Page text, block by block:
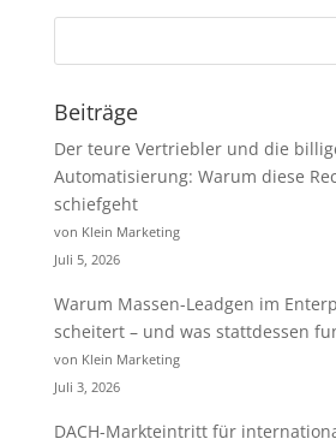
Beiträge
Der teure Vertriebler und die
Automatisierung: Warum diese
schiefgeht
von Klein Marketing
Juli 5, 2026
Warum Massen-Leadgen im
scheitert – und was stattdessen
von Klein Marketing
Juli 3, 2026
DACH-Markteintritt für